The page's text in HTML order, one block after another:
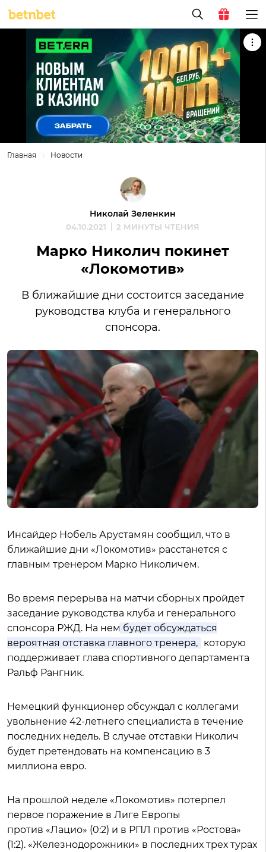
Главная Новости
Николай Зеленкин
04.10.2021 2 МИНУТЫ ЧТЕНИЯ
Марко Николич покинет
«Локомотив»
В ближайшие дни состоится заседание
руководства клуба и генерального
спонсора.
Инсайдер Нобель Арустамян сообщил, что в
ближайшие дни «Локомотив» расстанется с
главным тренером Марко Николичем.
Во время перерыва на матчи сборных пройдет
заседание руководства клуба и генерального
спонсора РЖД. На нем будет обсуждаться
вероятная отставка главного тренера, которую
поддерживает глава спортивного департамента
Ральф Рангник.
Немецкий функционер обсуждал с коллегами
увольнение 42-летнего специалиста в течение
последних недель. В случае отставки Николич
будет претендовать на компенсацию в 3
миллиона евро.
На прошлой неделе «Локомотив» потерпел
первое поражение в Лиге Европы
против «Лацио» (0:2) и в РПЛ против «Ростова»
(1:2). «Железнодорожники» в последних трех турах